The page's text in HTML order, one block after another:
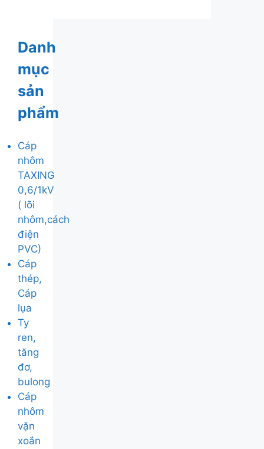
Danh
mục
sản
phẩm
Cáp
nhôm
TAXING
0,6/1kV
( lõi
nhôm,cách
điện
PVC)
Cáp
thép,
Cáp
lụa
Ty
ren,
tăng
đơ,
bulong
Cáp
nhôm
vặn
xoắn